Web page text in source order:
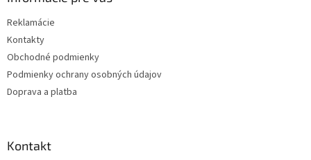
Reklamácie
Kontakty
Obchodné podmienky
Podmienky ochrany osobných údajov
Doprava a platba
Kontakt